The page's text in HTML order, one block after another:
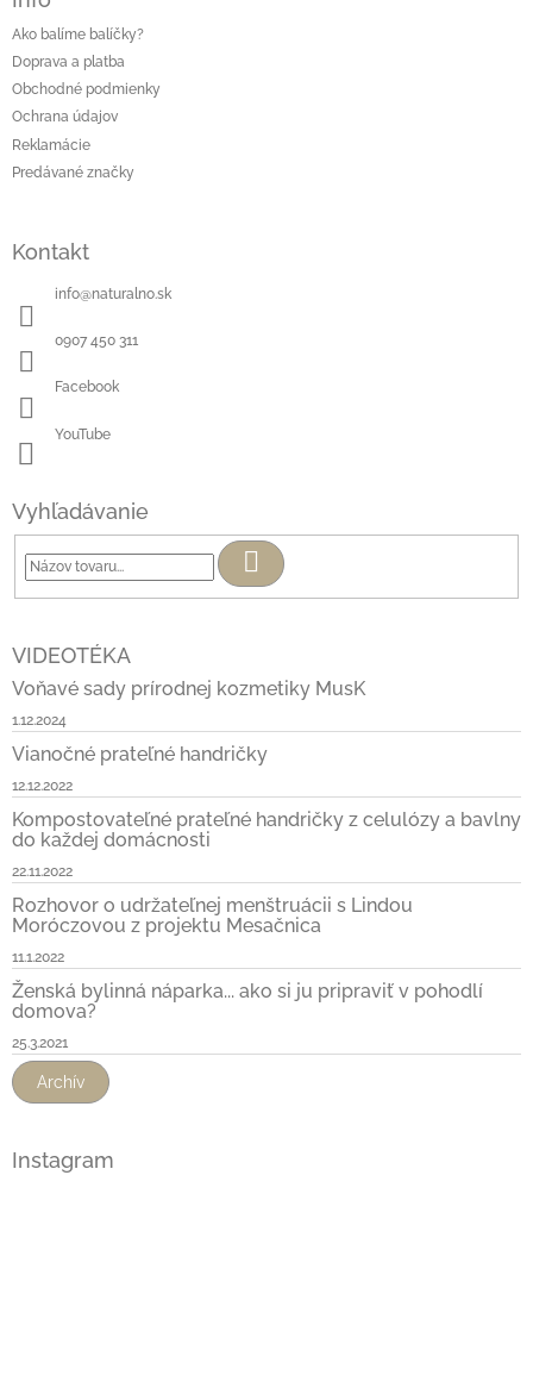
Ako balíme balíčky?
Doprava a platba
Obchodné podmienky
Ochrana údajov
Reklamácie
Predávané značky
Kontakt
info@naturalno.sk
0907 450 311
Facebook
YouTube
Vyhľadávanie
Hľadať
VIDEOTÉKA
Voňavé sady prírodnej kozmetiky MusK
1.12.2024
Vianočné prateľné handričky
12.12.2022
Kompostovateľné prateľné handričky z celulózy a bavlny
do každej domácnosti
22.11.2022
Rozhovor o udržateľnej menštruácii s Lindou
Moróczovou z projektu Mesačnica
11.1.2022
Ženská bylinná náparka... ako si ju pripraviť v pohodlí
domova?
25.3.2021
Archív
Instagram